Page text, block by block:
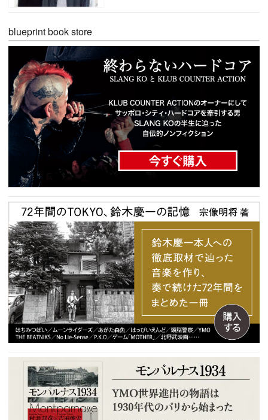
blueprint book store